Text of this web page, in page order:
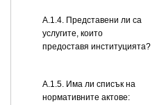
А.1.4. Представени ли са
услугите, които
предоставя институцията?
А.1.5. Има ли списък на
нормативните актове: